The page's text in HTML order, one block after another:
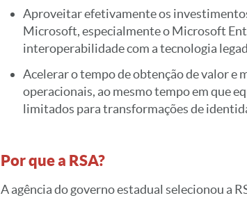
Aproveitar efetivamente os
Microsoft, especialmente o Microsoft
interoperabilidade com a tecnologia
Acelerar o tempo de obtenção de valor e
operacionais, ao mesmo tempo em que
limitados para transformações de
Por que a RSA?
A agência do governo estadual selecionou a